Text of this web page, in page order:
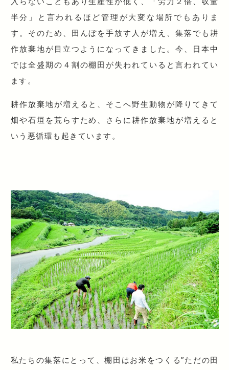
半分」と言われるほど管理が大変な場所でもありま
す。そのため、田んぼを手放す人が増え、集落でも耕
作放棄地が目立つようになってきました。今、日本中
では全盛期の４割の棚田が失われていると言われてい
ます。
耕作放棄地が増えると、そこへ野生動物が降りてきて
畑や石垣を荒らすため、さらに耕作放棄地が増えると
いう悪循環も起きています。
私たちの集落にとって、棚田はお米をつくる”ただの田